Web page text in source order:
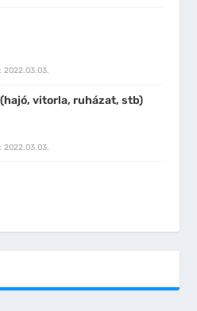
2022.03.03.
vitorla, ruházat, stb)
2022.03.03.